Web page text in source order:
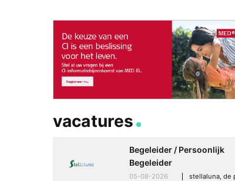
vacatures
Begeleider / Persoonlijk
Begeleider
05-08-2026